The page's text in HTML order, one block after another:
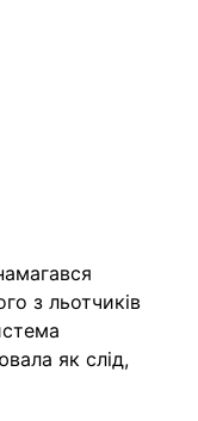
з льотчиків
як слід,